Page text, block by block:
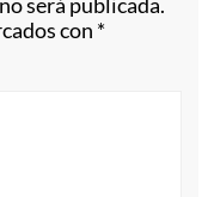
será publicada.
con *